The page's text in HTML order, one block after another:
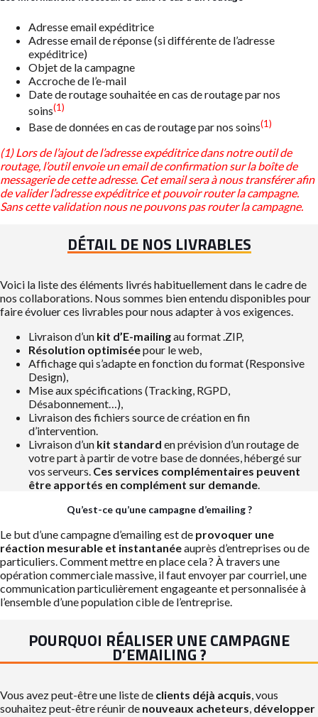
Adresse email expéditrice
Adresse email de réponse (si différente de l’adresse
expéditrice)
Objet de la campagne
Accroche de l’e-mail
Date de routage souhaitée en cas de routage par nos
soins(1)
Base de données en cas de routage par nos soins(1)
(1) Lors de l’ajout de l’adresse expéditrice dans notre outil de
routage, l’outil envoie un email de confirmation sur la boîte de
messagerie de cette adresse. Cet email sera à nous transférer afin
de valider l’adresse expéditrice et pouvoir router la campagne.
Sans cette validation nous ne pouvons pas router la campagne.
DÉTAIL DE NOS LIVRABLES
Voici la liste des éléments livrés habituellement dans le cadre de
nos collaborations. Nous sommes bien entendu disponibles pour
faire évoluer ces livrables pour nous adapter à vos exigences.
Livraison d’un kit d’E-mailingau format .ZIP,
Résolution optimiséepour le web,
Affichage qui s’adapte en fonction du format (Responsive
Design),
Mise aux spécifications (Tracking, RGPD,
Désabonnement…),
Livraison des fichiers source de création en fin
d’intervention.
Livraison d’un kit standard en prévision d’un routage de
votre part à partir de votre base de données, hébergé sur
vos serveurs. Ces services complémentaires peuvent
être apportés en complément sur demande.
Qu’est-ce qu’une campagne d’emailing ?
Le but d’une campagne d’emailing est de provoquer une
réaction mesurable et instantanéeauprès d’entreprises ou de
particuliers. Comment mettre en place cela ? À travers une
opération commerciale massive, il faut envoyer par courriel, une
communication particulièrement engageante et personnalisée à
l’ensemble d’une population cible de l’entreprise.
POURQUOI RÉALISER UNE CAMPAGNE
D’EMAILING ?
Vous avez peut-être une liste de clients déjà acquis , vous
souhaitez peut-être réunir de nouveaux acheteurs développer